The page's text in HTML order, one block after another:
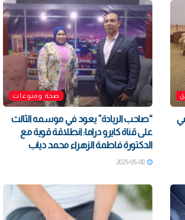
صحة ومنوعات
“صاحب الريادة” يعود في موسمه الثالث
على قناة كايرو دراما: انطلاقة قوية مع
الدكتورة فاطمة الزهراء محمد دياب
2025-05-08